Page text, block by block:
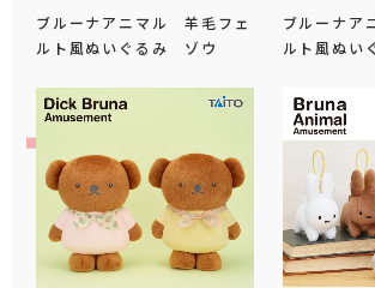
ブルーナアニマル 羊毛フェ
ルト風ぬいぐるみ ゾウ
ブルーナア
ルト風ぬい